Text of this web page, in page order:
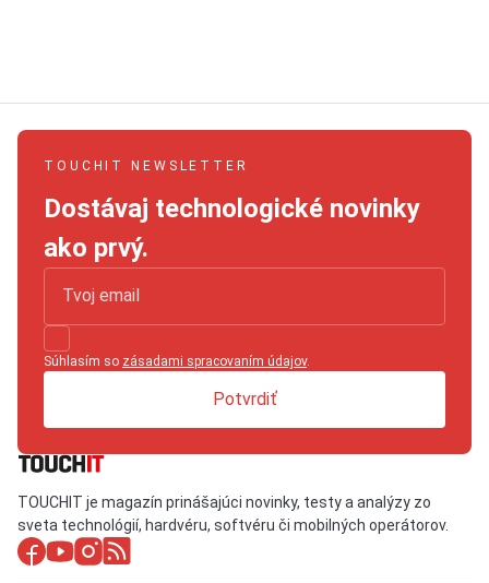
TOUCHIT NEWSLETTER
Dostávaj technologické novinky
ako prvý.
Súhlasím so zásadami spracovaním údajov.
Potvrdiť
TOUCHIT je magazín prinášajúci novinky, testy a analýzy zo
sveta technológií, hardvéru, softvéru či mobilných operátorov.